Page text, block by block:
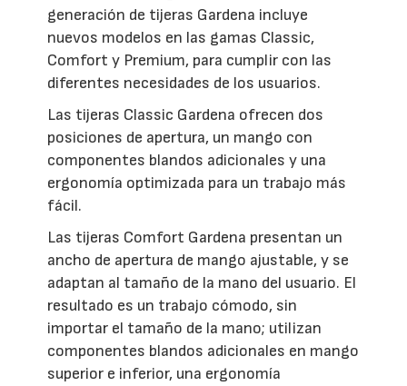
generación de tijeras Gardena incluye
nuevos modelos en las gamas Classic,
Comfort y Premium, para cumplir con las
diferentes necesidades de los usuarios.
Las tijeras Classic Gardena ofrecen dos
posiciones de apertura, un mango con
componentes blandos adicionales y una
ergonomía optimizada para un trabajo más
fácil.
Las tijeras Comfort Gardena presentan un
ancho de apertura de mango ajustable, y se
adaptan al tamaño de la mano del usuario. El
resultado es un trabajo cómodo, sin
importar el tamaño de la mano; utilizan
componentes blandos adicionales en mango
superior e inferior, una ergonomía